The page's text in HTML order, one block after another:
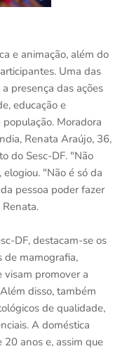
e animação, além do
Uma das
presença das ações
educação e
Moradora
Renata Araújo, 36,
do Sesc-DF. "Não
"Não é só da
pessoa poder fazer
DF, destacam-se os
de mamografia,
visam promover a
disso, também
de qualidade,
A doméstica
20 anos e, assim que